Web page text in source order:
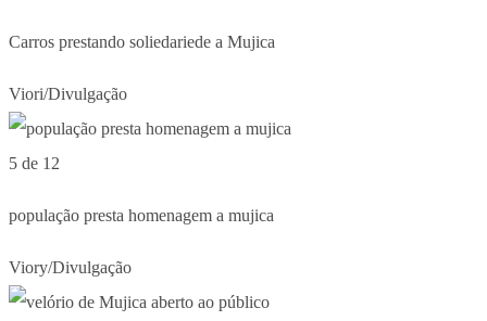
Carros prestando soliedariede a Mujica
Viori/Divulgação
5 de 12
população presta homenagem a mujica
Viory/Divulgação